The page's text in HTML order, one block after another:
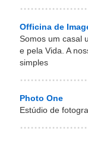
Officina de
Somos um casal
e pela Vida. A
simples
Photo One
Estúdio de